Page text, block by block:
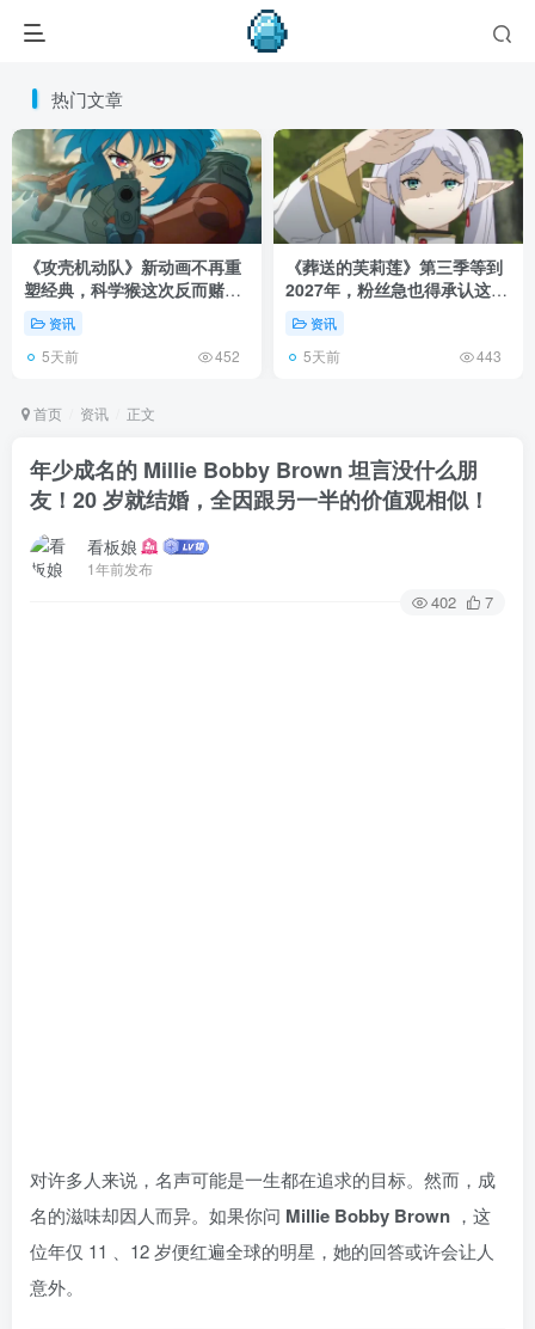
热门文章
《攻壳机动队》新动画不再重
塑经典，科学猴这次反而赌对
了！资讯
5天前 452
《葬送的芙莉莲》第三季等到
2027年，粉丝急也得承认这次
慢得有道理！
资讯
5天前 443
首页 资讯 正文
年少成名的 Millie Bobby Brown 坦言没什么朋
友！20 岁就结婚，全因跟另一半的价值观相似！
看板娘
1年前发布
402 7
对许多人来说，名声可能是一生都在追求的目标。然而，成
名的滋味却因人而异。如果你问 Millie Bobby Brown ，这
位年仅 11 、12 岁便红遍全球的明星，她的回答或许会让人
意外。